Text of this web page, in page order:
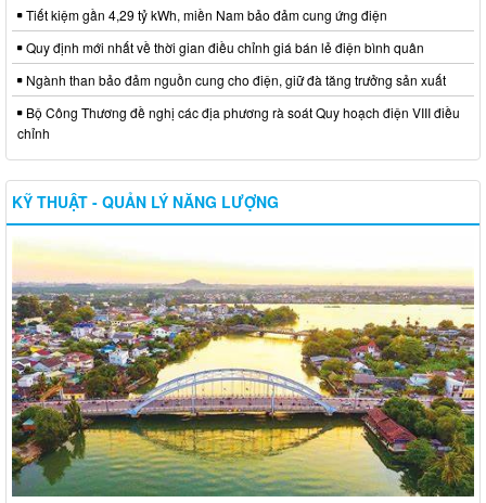
Tiết kiệm gần 4,29 tỷ kWh, miền Nam bảo đảm cung ứng điện
Quy định mới nhất về thời gian điều chỉnh giá bán lẻ điện bình quân
Ngành than bảo đảm nguồn cung cho điện, giữ đà tăng trưởng sản xuất
Bộ Công Thương đề nghị các địa phương rà soát Quy hoạch điện VIII điều
chỉnh
KỸ THUẬT - QUẢN LÝ NĂNG LƯỢNG